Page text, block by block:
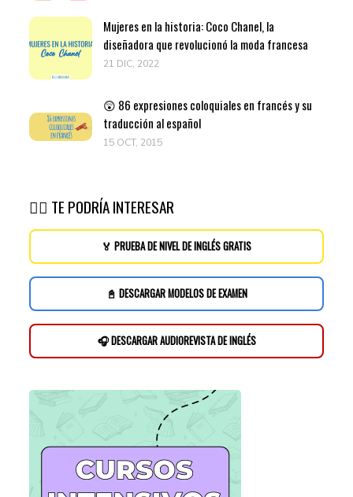
Mujeres en la historia: Coco Chanel, la
diseñadora que revolucionó la moda francesa
21 DIC, 2022
😲 86 expresiones coloquiales en francés y su
traducción al español
15 OCT, 2015
👉🏽 TE PODRÍA INTERESAR
🏅 PRUEBA DE NIVEL DE INGLÉS GRATIS
📓 DESCARGAR MODELOS DE EXAMEN
🎧 DESCARGAR AUDIOREVISTA DE INGLÉS